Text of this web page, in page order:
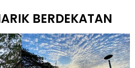
BERDEKATAN